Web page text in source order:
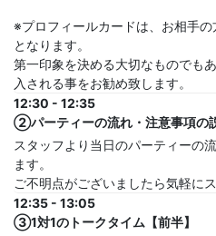
※プロフィールカードは、お相手
となります。
第一印象を決める大切なものでも
入される事をお勧め致します。
12:30 - 12:35
②パーティーの流れ・注意事項の
スタッフより当日のパーティーの
ます。
ご不明点がございましたら気軽に
12:35 - 13:05
③1対1のトークタイム【前半】